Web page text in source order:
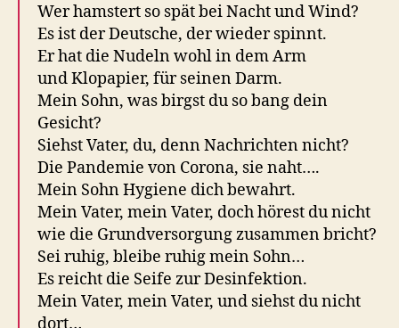
Wer hamstert so spät bei Nacht und Wind?
Es ist der Deutsche, der wieder spinnt.
Er hat die Nudeln wohl in dem Arm
und Klopapier, für seinen Darm.
Mein Sohn, was birgst du so bang dein
Gesicht?
Siehst Vater, du, denn Nachrichten nicht?
Die Pandemie von Corona, sie naht….
Mein Sohn Hygiene dich bewahrt.
Mein Vater, mein Vater, doch hörest du nicht
wie die Grundversorgung zusammen bricht?
Sei ruhig, bleibe ruhig mein Sohn…
Es reicht die Seife zur Desinfektion.
Mein Vater, mein Vater, und siehst du nicht
dort…